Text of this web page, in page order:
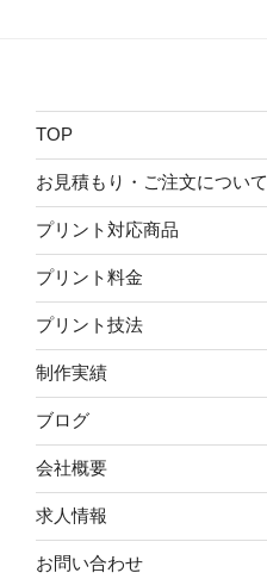
TOP
お見積もり・ご注文について
プリント対応商品
プリント料金
プリント技法
制作実績
ブログ
会社概要
求人情報
お問い合わせ